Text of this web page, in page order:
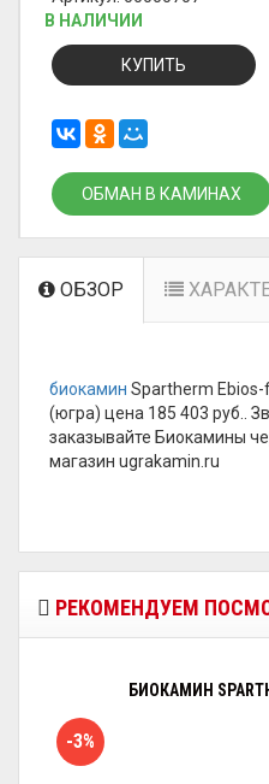
В НАЛИЧИИ
КУПИТЬ
ОБМАН В КАМИНАХ
ОБЗОР
биокамин Spartherm Ebios-
(югра) цена 185 403 руб..
заказывайте Биокамины
магазин ugrakamin.ru
РЕКОМЕНДУЕМ
БИОКАМИН
-3%